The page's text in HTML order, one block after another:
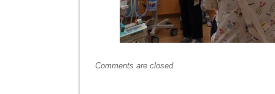
Comments are closed.